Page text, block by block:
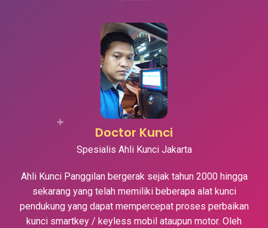
Doctor Kunci
Spesialis Ahli Kunci Jakarta
Ahli Kunci Panggilan bergerak sejak tahun 2000 hingga
sekarang yang telah memiliki beberapa alat kunci
pendukung yang dapat mempercepat proses perbaikan
kunci smartkey / keyless mobil ataupun motor. Oleh